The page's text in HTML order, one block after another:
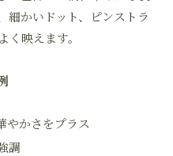
細かいドット、ピンストラ
映えます。
やかさをプラス
調